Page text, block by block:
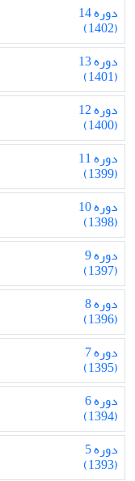
دوره 14
(1402)
دوره 13
(1401)
دوره 12
(1400)
دوره 11
(1399)
دوره 10
(1398)
دوره 9
(1397)
دوره 8
(1396)
دوره 7
(1395)
دوره 6
(1394)
دوره 5
(1393)